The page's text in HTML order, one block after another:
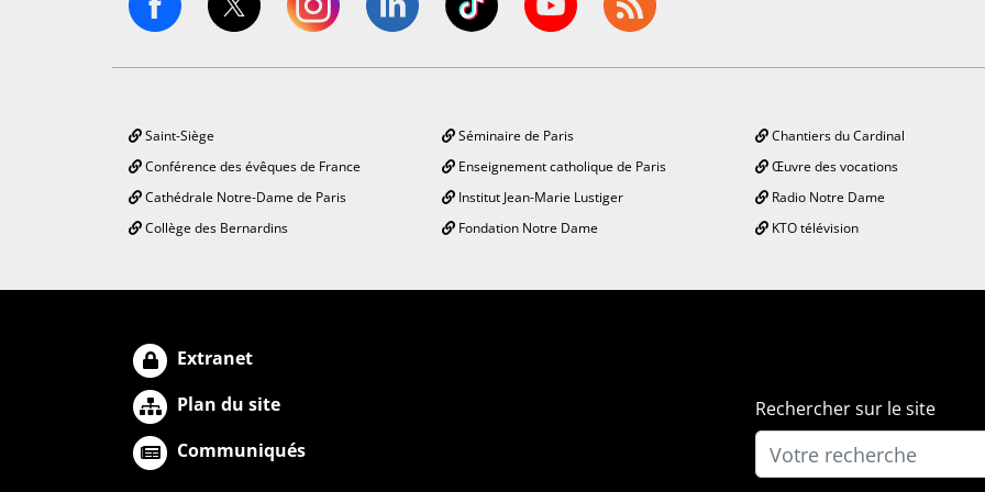
Saint-Siège
Conférence des évêques de France
Cathédrale Notre-Dame de Paris
Collège des Bernardins
Séminaire de Paris
Enseignement catholique de Paris
Institut Jean-Marie Lustiger
Fondation Notre Dame
Chantiers du Cardinal
Œuvre des vocations
Radio Notre Dame
KTO télévision
Extranet
Plan du site
Communiqués
Rechercher sur le site